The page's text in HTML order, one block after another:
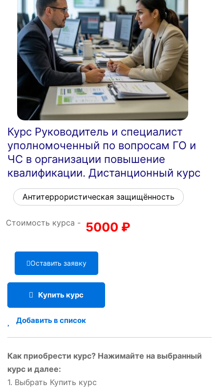
Курс Руководитель и специалист
уполномоченный по вопросам ГО и
ЧС в организации повышение
квалификации. Дистанционный курс
Антитеррористическая защищённость
Стоимость курса - 5000 ₽
Оставить заявку
Купить курс
Добавить в список
Как приобрести курс? Нажимайте на выбранный
курс и далее:
1. Выбрать Купить курс